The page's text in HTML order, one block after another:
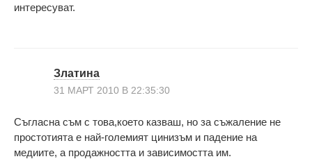
интересуват.
Златина
31 МАРТ 2010 В 22:35:30
Съгласна съм с това,което казваш, но за съжаление не
простотията е най-големият цинизъм и падение на
медиите, а продажността и зависимостта им.